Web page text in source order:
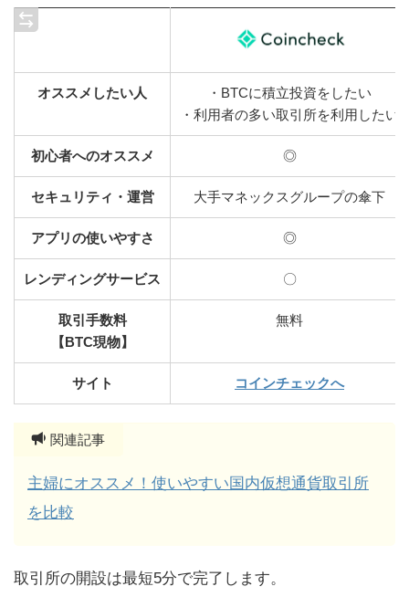
オススメしたい人
・BTCに積立投資をしたい
・利用者の多い取引所を利用したい
初心者へのオススメ ◎
セキュリティ・運営 大手マネックスグループの傘下
アプリの使いやすさ ◎
レンディングサービス 〇
取引手数料
【BTC現物】
無料
サイト コインチェックへ
関連記事
主婦にオススメ！使いやすい国内仮想通貨取引所
を比較
取引所の開設は最短5分で完了します。